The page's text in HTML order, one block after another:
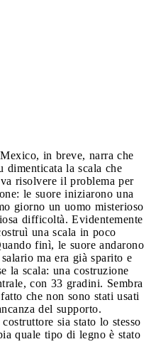
in breve, narra che
dimenticata la scala che
risolvere il problema per
le suore iniziarono una
giorno un uomo misterioso
difficoltà. Evidentemente
una scala in poco
finì, le suore andarono
ma era già sparito e
la scala: una costruzione
con 33 gradini. Sembra
che non sono stati usati
del supporto.
sia stato lo stesso
quale tipo di legno è stato